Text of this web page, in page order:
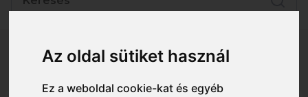
Az oldal sütiket használ
Ez a weboldal cookie-kat és egyéb
Részletes nézet Egyszerű nézet